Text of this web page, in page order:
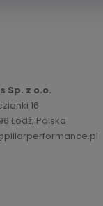
Sp. z o.o.
16
Łódź, Polska